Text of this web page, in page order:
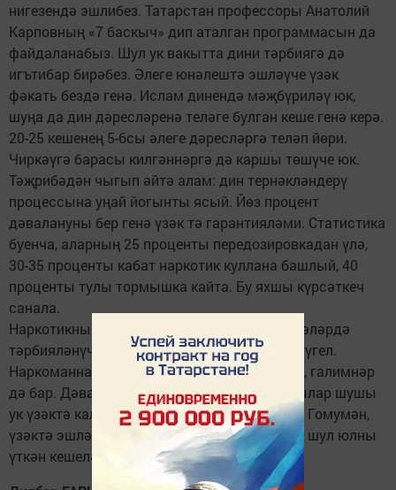
нигезендә эшлибез. Татарстан профессоры Анатолий
Карповның «7 баскыч» дип аталган программасын да
файдаланабыз. Шул ук вакытта дини тәрбиягә дә
игътибар бирәбез. Әлеге юнәлештә эшләүче үзәк
фәкать бездә генә. Ислам динендә мәҗбүриләү юк,
шуңа да дин дәресләренә теләге булган кеше генә керә.
20-25 кешенең 5-6сы әлеге дәресләргә теләп йөри.
Чиркәүгә барасы килгәннәргә дә каршы төшүче юк.
Тәҗрибәдән чыгып әйтә алам: дин тернәкләндерү
процессына уңай йогынты ясый. Йөз процент
дәвалануны бер генә үзәк тә гарантияләми. Статистика
буенча, аларның 25 проценты передозировкадан үлә,
30-35 проценты кабат наркотик куллана башлый, 40
проценты тулы тормышка кайта. Бу яхшы күрсәткеч
санала.
Наркотикны күбесенчә имин булмаган гаиләләрдә
тәрбияләнүчеләр куллана дигән сүз дөрес түгел.
Наркоманнар арасында фән кандидатлары, галимнәр
дә бар. Дәвалану курсларын уңышлы узучылар шушы
ук үзәктә калып, башкаларга ярдәм итәләр. Гомумән,
үзәктә эшләүчеләрнең бик күбесе үзләре дә шул юлны
үткән кешеләр.